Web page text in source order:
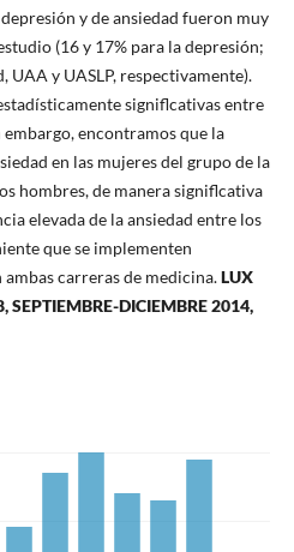
y de ansiedad fueron muy
(16 y 17% para la depresión;
UAA y UASLP, respectivamente).
signiflcativas entre
encontramos que la
en las mujeres del grupo de la
hombres, de manera signiflcativa
elevada de la ansiedad entre los
que se implementen
carreras de medicina.LUX
SEPTIEMBRE-DICIEMBRE 2014,